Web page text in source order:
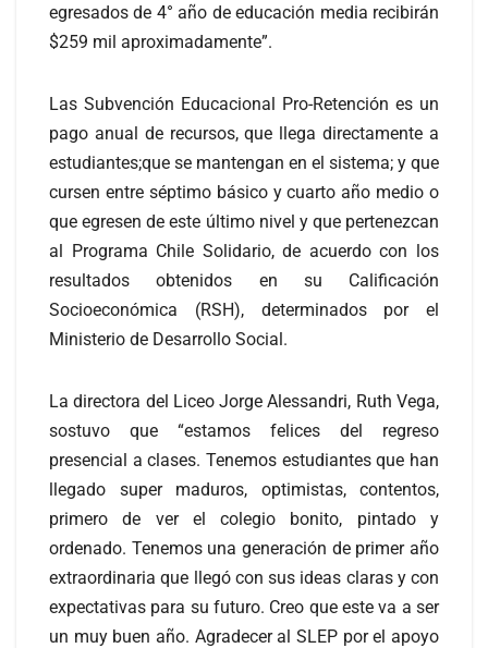
egresados de 4° año de educación media recibirán
$259 mil aproximadamente”.
Las Subvención Educacional Pro-Retención es un
pago anual de recursos, que llega directamente a
estudiantes;que se mantengan en el sistema; y que
cursen entre séptimo básico y cuarto año medio o
que egresen de este último nivel y que pertenezcan
al Programa Chile Solidario, de acuerdo con los
resultados obtenidos en su Calificación
Socioeconómica (RSH), determinados por el
Ministerio de Desarrollo Social.
La directora del Liceo Jorge Alessandri, Ruth Vega,
sostuvo que “estamos felices del regreso
presencial a clases. Tenemos estudiantes que han
llegado super maduros, optimistas, contentos,
primero de ver el colegio bonito, pintado y
ordenado. Tenemos una generación de primer año
extraordinaria que llegó con sus ideas claras y con
expectativas para su futuro. Creo que este va a ser
un muy buen año. Agradecer al SLEP por el apoyo